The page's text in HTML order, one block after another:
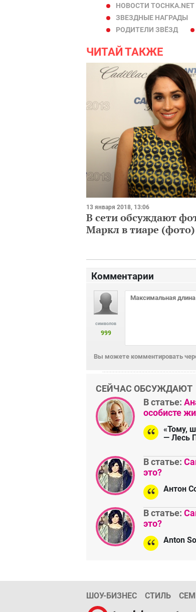
НОВОСТИ TOCHKA.NET
ЗВЕЗДНЫЕ НАГРАДЫ
РОДИТЕЛИ ЗВЁЗД
ЧИТАЙ ТАКЖЕ
13 января 2018, 13:06
В сети обсуждают
Маркл в тиаре (фото)
Комментарии
символов
999
Вы можете комментировать
СЕЙЧАС ОБСУЖДАЮТ
В статье:
особисте
«Тому,
— Лесь
В статье:
это?
Антон
В статье:
это?
Anton
ШОУ-БИЗНЕС СТИЛЬ